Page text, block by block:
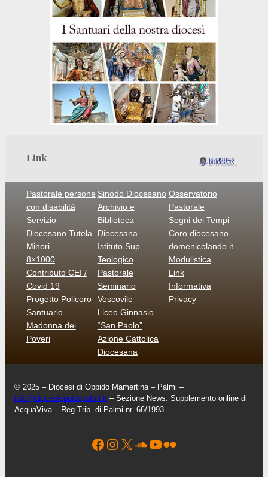
Link
Pastorale persone
con disabilità
Servizio
Diocesano Tutela
Minori
8×1000
Contributo CEI /
Covid 19
Progetto Policoro
Santuario
Madonna dei
Poveri
Sinodo Diocesano
Archivio e
Biblioteca
Diocesana
Istituto Sup.
Teologico
Pastorale
Seminario
Vescovile
Liceo Ginnasio
“San Paolo”
Azione Cattolica
Diocesana
Osservatorio
Pastorale
Segni dei Tempi
Coro diocesano
domenicolando.it
Modulistica
Link
Informativa
Privacy
© 2025 – Diocesi di Oppido Mamertina – Palmi –
info@diocesioppidopalmi.it – Sezione News: Supplemento online di
AcquaViva – Reg.Trib. di Palmi nr. 66/1993
Facebook Instagram X Soundcloud YouTube Flickr